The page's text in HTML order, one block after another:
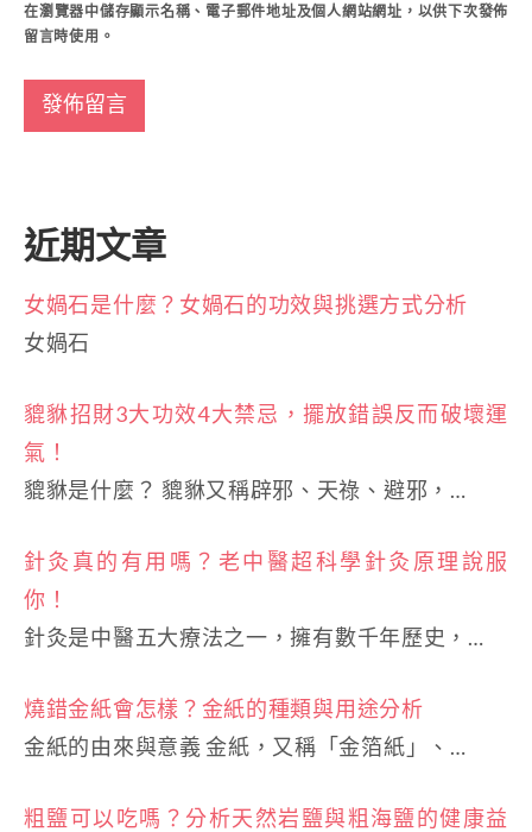
在瀏覽器中儲存顯示名稱、電子郵件地址及個人網站網址，以供下次發佈
留言時使用。
近期文章
女媧石是什麼？女媧石的功效與挑選方式分析
女媧石
貔貅招財3大功效4大禁忌，擺放錯誤反而破壞運
氣！
貔貅是什麼？ 貔貅又稱辟邪、天祿、避邪，…
針灸真的有用嗎？老中醫超科學針灸原理說服
你！
針灸是中醫五大療法之一，擁有數千年歷史，…
燒錯金紙會怎樣？金紙的種類與用途分析
金紙的由來與意義 金紙，又稱「金箔紙」、…
粗鹽可以吃嗎？分析天然岩鹽與粗海鹽的健康益